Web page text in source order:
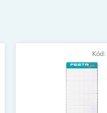
Kód: